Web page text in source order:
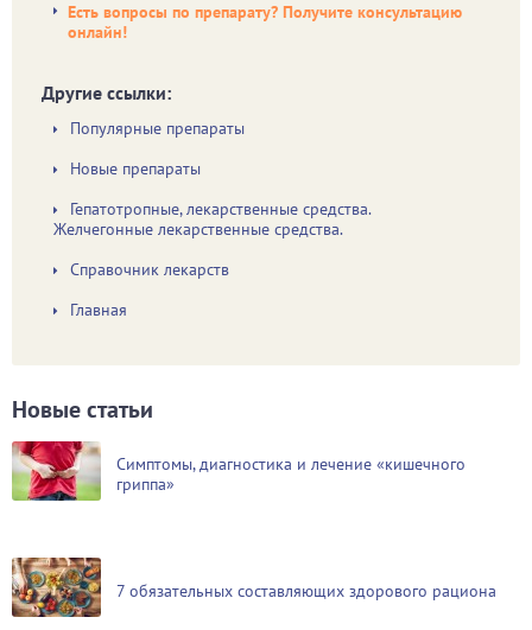
Есть вопросы по препарату? Получите консультацию
онлайн!
Другие ссылки:
Популярные препараты
Новые препараты
Гепатотропные, лекарственные средства.
Желчегонные лекарственные средства.
Справочник лекарств
Главная
Новые статьи
Симптомы, диагностика и лечение «кишечного
гриппа»
7 обязательных составляющих здорового рациона